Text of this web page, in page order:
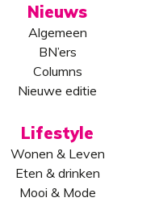
Nieuws
Algemeen
BN’ers
Columns
Nieuwe editie
Lifestyle
Wonen & Leven
Eten & drinken
Mooi & Mode